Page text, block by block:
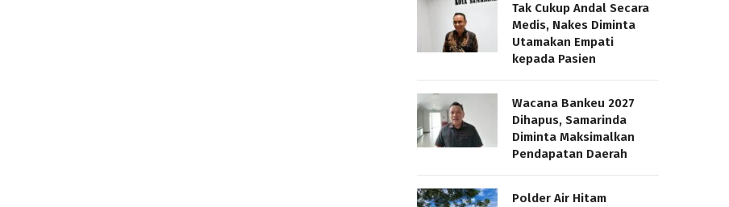
Tak Cukup Andal Secara
Medis, Nakes Diminta
Utamakan Empati
kepada Pasien
Wacana Bankeu 2027
Dihapus, Samarinda
Diminta Maksimalkan
Pendapatan Daerah
Polder Air Hitam